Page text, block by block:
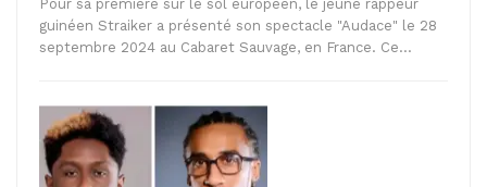
Pour sa première sur le sol européen, le jeune rappeur
guinéen Straiker a présenté son spectacle "Audace" le 28
septembre 2024 au Cabaret Sauvage, en France. Ce…